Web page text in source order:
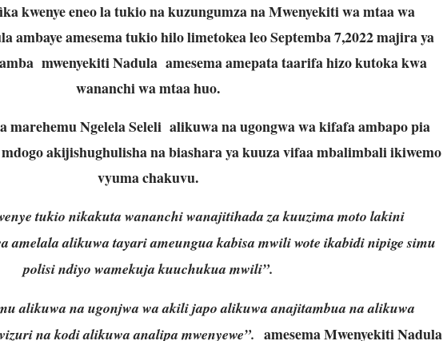
kwenye eneo la tukio na kuzungumza na Mwenyekiti wa mtaa wa
ambaye amesema tukio hilo limetokea leo Septemba 7,2022 majira ya
mwenyekiti Nadula amesema amepata taarifa hizo kutoka kwa
wananchi wa mtaa huo.
marehemu Ngelela Seleli alikuwa na ugongwa wa kifafa ambapo pia
akijishughulisha na biashara ya kuuza vifaa mbalimbali ikiwemo
vyuma chakuvu.
tukio nikakuta wananchi wanajitihada za kuuzima moto lakini
amelala alikuwa tayari ameungua kabisa mwili wote ikabidi nipige simu
polisi ndiyo wamekuja kuuchukua mwili”.
alikuwa na ugonjwa wa akili japo alikuwa anajitambua na alikuwa
na kodi alikuwa analipa mwenyewe”. amesema Mwenyekiti Nadula